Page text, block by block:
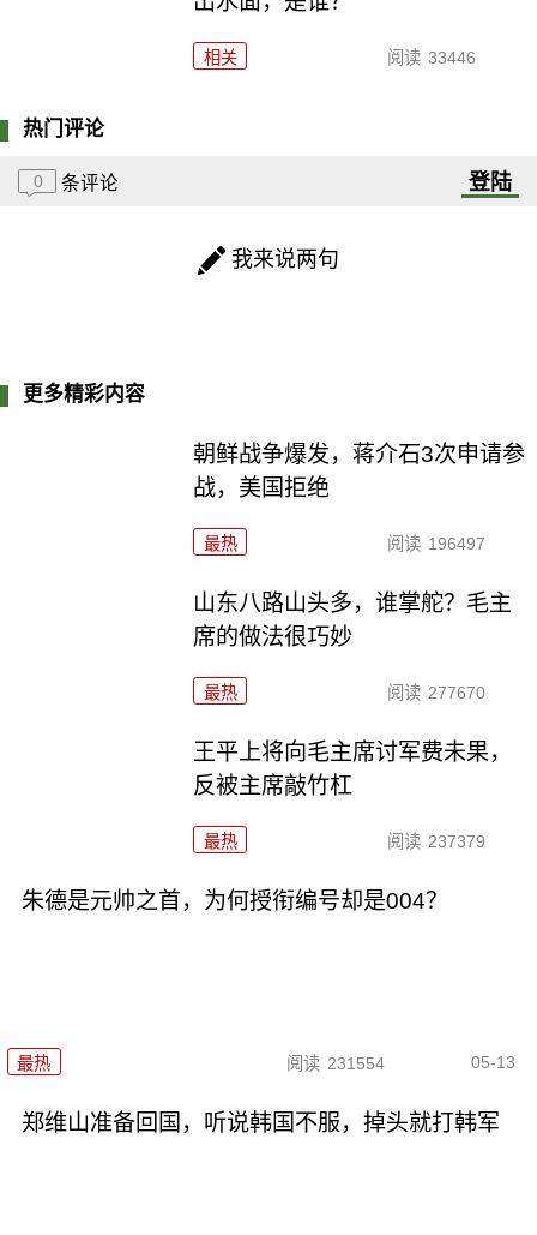
相关 阅读 33446
热门评论
0 条评论 登陆
我来说两句
更多精彩内容
朝鲜战争爆发，蒋介石3次申请参
战，美国拒绝
最热 阅读 196497
山东八路山头多，谁掌舵？毛主
席的做法很巧妙
最热 阅读 277670
王平上将向毛主席讨军费未果，
反被主席敲竹杠
最热 阅读 237379
朱德是元帅之首，为何授衔编号却是004？
最热 阅读 231554 05-13
郑维山准备回国，听说韩国不服，掉头就打韩军